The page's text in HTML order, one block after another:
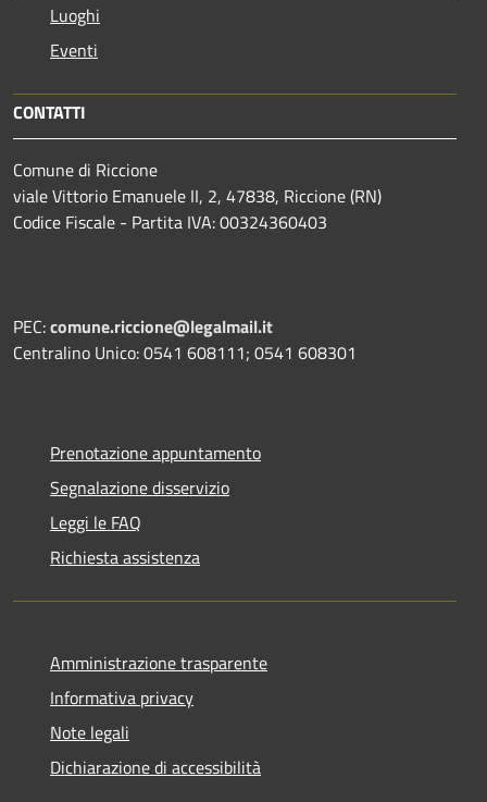
Luoghi
Eventi
CONTATTI
Comune di Riccione
viale Vittorio Emanuele II, 2, 47838, Riccione (RN)
Codice Fiscale - Partita IVA: 00324360403
PEC:comune.riccione@legalmail.it
Centralino Unico: 0541 608111; 0541 608301
Prenotazione appuntamento
Segnalazione disservizio
Leggi le FAQ
Richiesta assistenza
Amministrazione trasparente
Informativa privacy
Note legali
Dichiarazione di accessibilità